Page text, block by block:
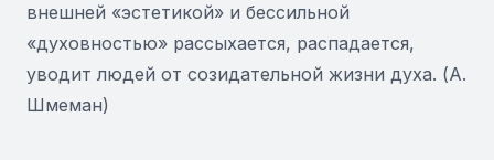
внешней «эстетикой» и бессильной
«духовностью» рассыхается, распадается,
уводит людей от созидательной жизни духа. (А.
Шмеман)